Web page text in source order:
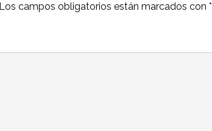
Los campos obligatorios están marcados con*